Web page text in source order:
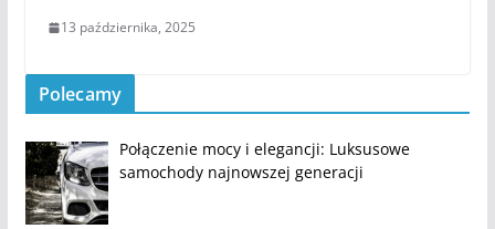
13 października, 2025
Polecamy
Połączenie mocy i elegancji: Luksusowe
samochody najnowszej generacji